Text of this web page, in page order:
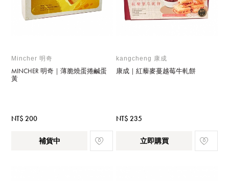
Mincher 明奇
MINCHER 明奇｜薄脆燒蛋捲鹹蛋
黃
NT$ 200
補貨中
kangcheng 康成
康成｜紅藜麥蔓越莓牛軋餅
NT$ 235
立即購買